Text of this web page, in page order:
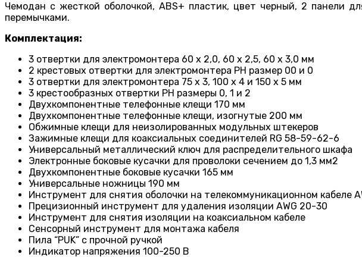
Чемодан с жесткой оболочкой, ABS+ пластик, цвет черный, 2 панели
перемычками.
Комплектация:
3 отвертки для электромонтера 60 x 2,0, 60 x 2,5, 60 x 3,0 мм
2 крестовых отвертки для электромонтера PH размер 00 и 0
3 отвертки для электромонтера 75 x 3, 100 x 4 и 150 x 5 мм
3 крестообразных отвертки PH размеры 0, 1 и 2
Двухкомпонентные телефонные клещи 170 мм
Двухкомпонентные телефонные клещи, изогнутые 200 мм
Обжимные клещи для неизолированных модульных штекеров
Зажимные клещи для коаксиальных соединителей RG 58-59-62-6
Универсальный металлический ключ для распределительного шкафа
Электронные боковые кусачки для проволоки сечением до 1,3 мм2
Двухкомпонентные боковые кусачки 165 мм
Универсальные ножницы 190 мм
Инструмент для снятия оболочки на телекоммуникационном кабеле
Прецизионный инструмент для удаления изоляции AWG 20-30
Инструмент для снятия изоляции на коаксиальном кабеле
Сенсорный инструмент для монтажа кабеля
Пила “PUK” с прочной ручкой
Индикатор напряжения 100-250 В